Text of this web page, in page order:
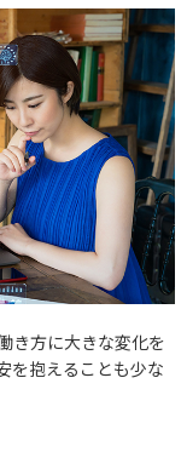
き方に大きな変化を
を抱えることも少な